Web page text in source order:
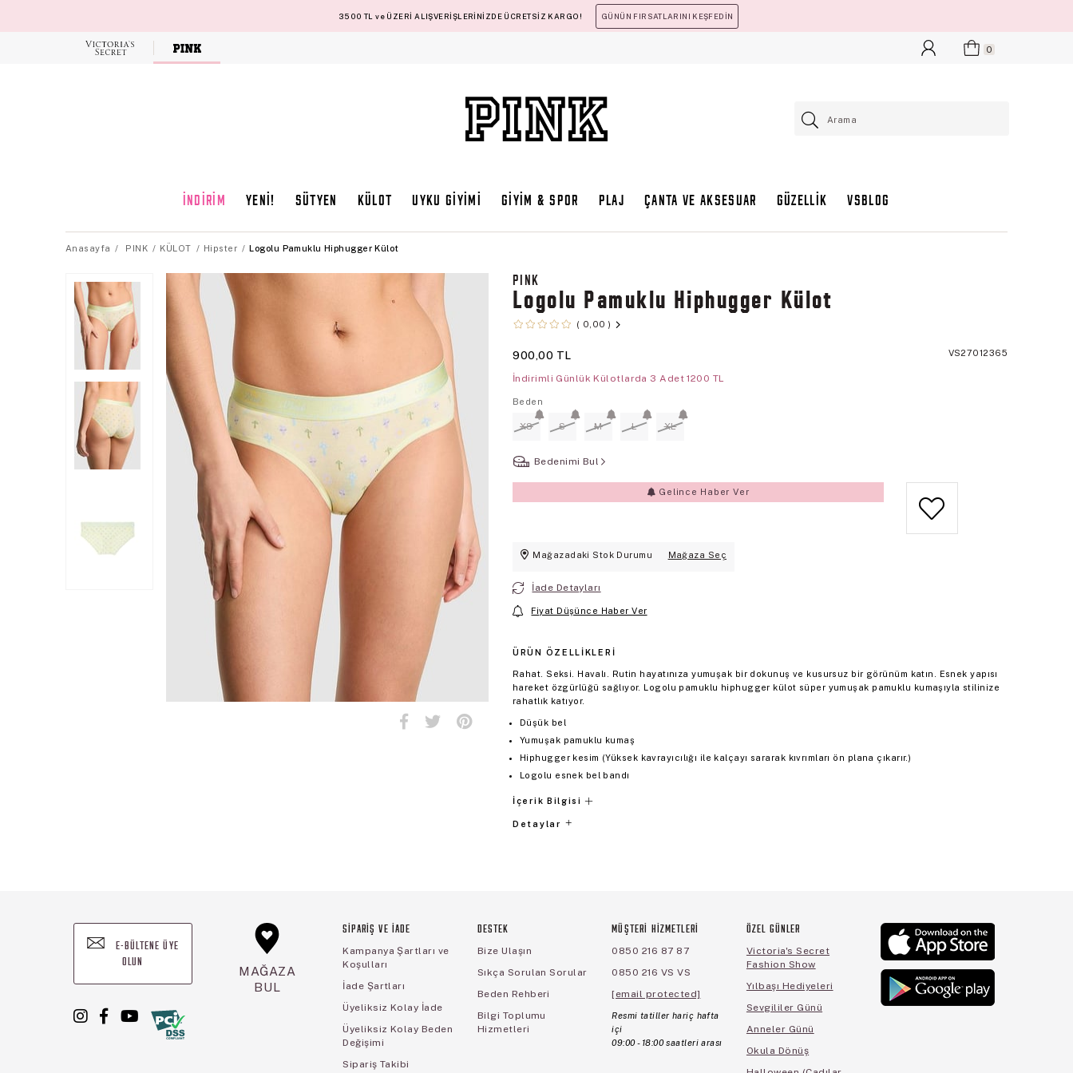
3500 TL ve ÜZERİ ALIŞVERİŞLERİNİZDE ÜCRETSİZ KARGO! GÜNÜN FIRSATLARINI KEŞFEDİN
Victoria's
0
İNDİRİM YENİ! SÜTYEN KÜLOT UYKU GİYİMİ GİYİM & SPOR PLAJ ÇANTA VE AKSESUAR GÜZELLİK VSBLOG
Anasayfa PINK KÜLOT Hipster Logolu Pamuklu Hiphugger Külot
PINK
Logolu Pamuklu Hiphugger Külot
0,00
900,00 TL VS27012365
İndirimli Günlük Külotlarda 3 Adet 1200 TL
Beden
XS S M L XL
Bedenimi Bul
Gelince Haber Ver
Mağazadaki Stok Durumu Mağaza Seç
İade Detayları
Fiyat Düşünce Haber Ver
ÜRÜN ÖZELLIKLERI
Rahat. Seksi. Havalı. Rutin hayatınıza yumuşak bir dokunuş ve kusursuz bir görünüm katın. Esnek yapısı
hareket özgürlüğü sağlıyor. Logolu pamuklu hiphugger külot süper yumuşak pamuklu kumaşıyla stilinize
rahatlık katıyor.
Düşük bel
Yumuşak pamuklu kumaş
Hiphugger kesim (Yüksek kavrayıcılığı ile kalçayı sararak kıvrımları ön plana çıkarır.)
Logolu esnek bel bandı
İçerik Bilgisi
Detaylar
E-BÜLTENE ÜYE
OLUN
MAĞAZA
BUL
SİPARİŞ VE İADE
Kampanya Şartları ve
Koşulları
İade Şartları
Üyeliksiz Kolay İade
Üyeliksiz Kolay Beden
Değişimi
Sipariş Takibi
DESTEK
Bize Ulaşın
Sıkça Sorulan Sorular
Beden Rehberi
Bilgi Toplumu
Hizmetleri
MÜŞTERİ HİZMETLERİ
0850 216 87 87
0850 216 VS VS
[email protected]
Resmi tatiller hariç hafta
içi
09:00 - 18:00 saatleri arası
ÖZEL GÜNLER
Victoria's Secret
Fashion Show
Yılbaşı Hediyeleri
Sevgililer Günü
Anneler Günü
Okula Dönüş